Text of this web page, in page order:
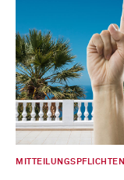
MITTEILUNGSPFLICHTEN